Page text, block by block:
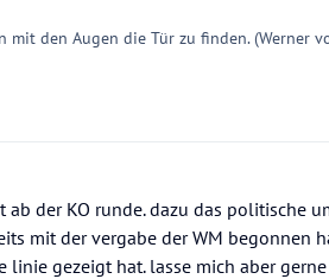
mit den Augen die Tür zu finden. (Werner
der KO runde. dazu das politische
mit der vergabe der WM begonnen
gezeigt hat. lasse mich aber